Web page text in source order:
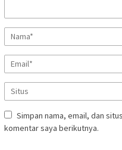
Simpan nama, email, dan
komentar saya berikutnya.